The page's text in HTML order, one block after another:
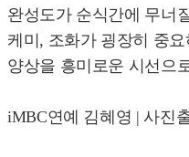
완성도가 순식간에 무너
케미, 조화가 굉장히 중
양상을 흥미로운 시선으
iMBC연예 김혜영 | 사진